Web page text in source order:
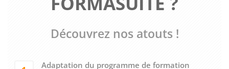
Découvrez nos atouts !
Adaptation du programme de formation